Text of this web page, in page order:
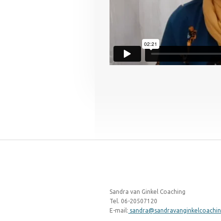
Sandra van Ginkel Coaching
Tel. 06-20507120
E-mail: